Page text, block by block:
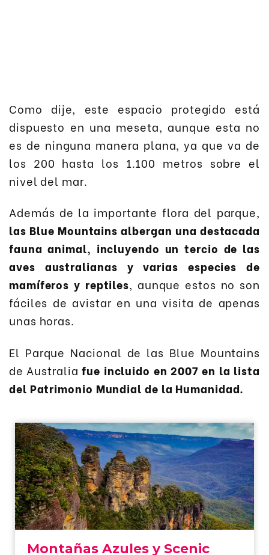
Como dije, este espacio protegido está
dispuesto en una meseta, aunque esta no
es de ninguna manera plana, ya que va de
los 200 hasta los 1.100 metros sobre el
nivel del mar.
Además de la importante flora del parque,
las Blue Mountains albergan una destacada
fauna animal, incluyendo un tercio de las
aves australianas y varias especies de
mamíferos y reptiles, aunque estos no son
fáciles de avistar en una visita de apenas
unas horas.
El Parque Nacional de las Blue Mountains
de Australiafue incluido en 2007 en la lista
del Patrimonio Mundial de la Humanidad.